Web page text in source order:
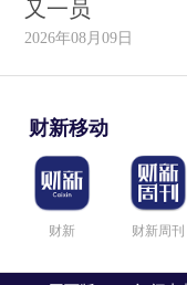
又一员
2026年08月09日
财新移动
财新 财新周刊